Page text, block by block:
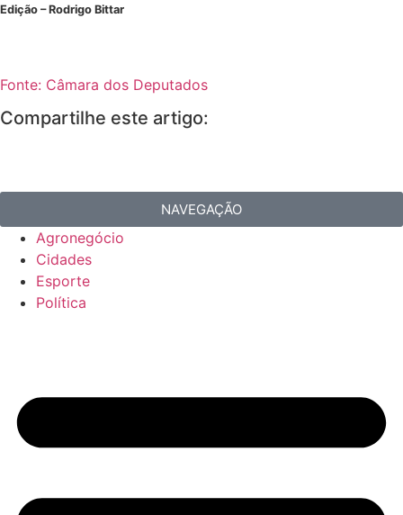
Edição – Rodrigo Bittar
Fonte: Câmara dos Deputados
Compartilhe este artigo:
NAVEGAÇÃO
Agronegócio
Cidades
Esporte
Política